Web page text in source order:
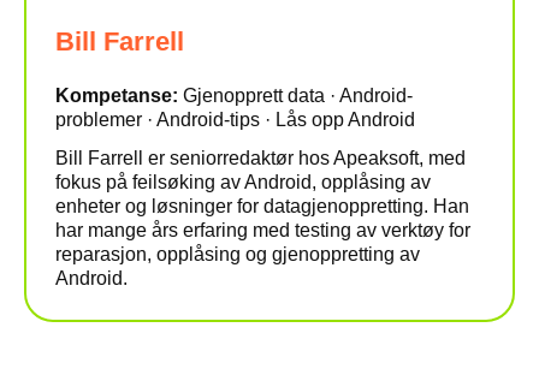
Bill Farrell
Kompetanse: Gjenopprett data · Android-
problemer · Android-tips · Lås opp Android
Bill Farrell er seniorredaktør hos Apeaksoft, med
fokus på feilsøking av Android, opplåsing av
enheter og løsninger for datagjenoppretting. Han
har mange års erfaring med testing av verktøy for
reparasjon, opplåsing og gjenoppretting av
Android.